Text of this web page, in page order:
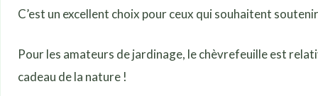
C’est un excellent choix pour ceux qui souhaitent
Pour les amateurs de jardinage, le chèvrefeuille est
cadeau de la nature !